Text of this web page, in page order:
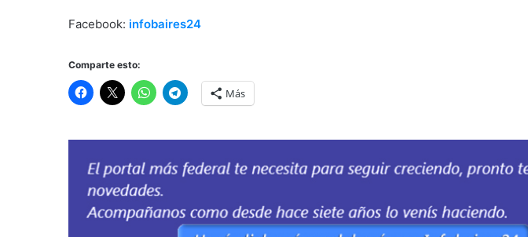
Facebook: infobaires24
Comparte esto:
Más